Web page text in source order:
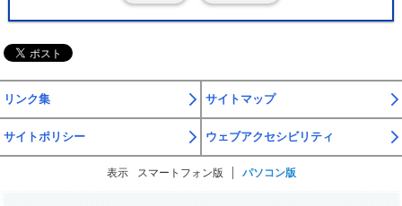
リンク集 サイトマップ
サイトポリシー ウェブアクセシビリティ
表示 スマートフォン版 パソコン版